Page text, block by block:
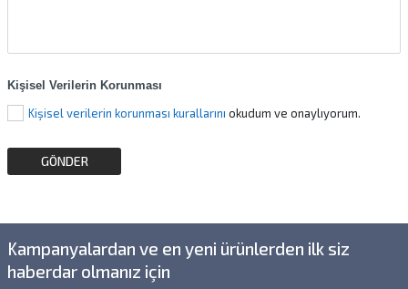
Kişisel Verilerin Korunması
Kişisel verilerin korunması kurallarını okudum ve onaylıyorum.
Kampanyalardan ve en yeni ürünlerden ilk siz
haberdar olmanız için